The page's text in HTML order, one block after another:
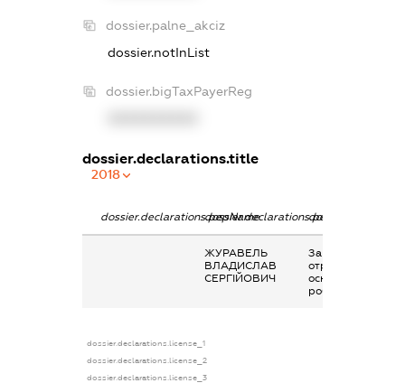
dossier.palne_akciz
dossier.notInList
dossier.bigTaxPayerReg
dossier.declarations.title
2018
dossier.declarations.pepNamedossier.declarations.personName
ЖУРАВЕЛЬ
ВЛАДИСЛАВ
СЕРГІЙОВИЧ
Заробітна плата
отримана за
основним місцем
роботи
dossier.declarations.license_1
dossier.declarations.license_2
dossier.declarations.license_3